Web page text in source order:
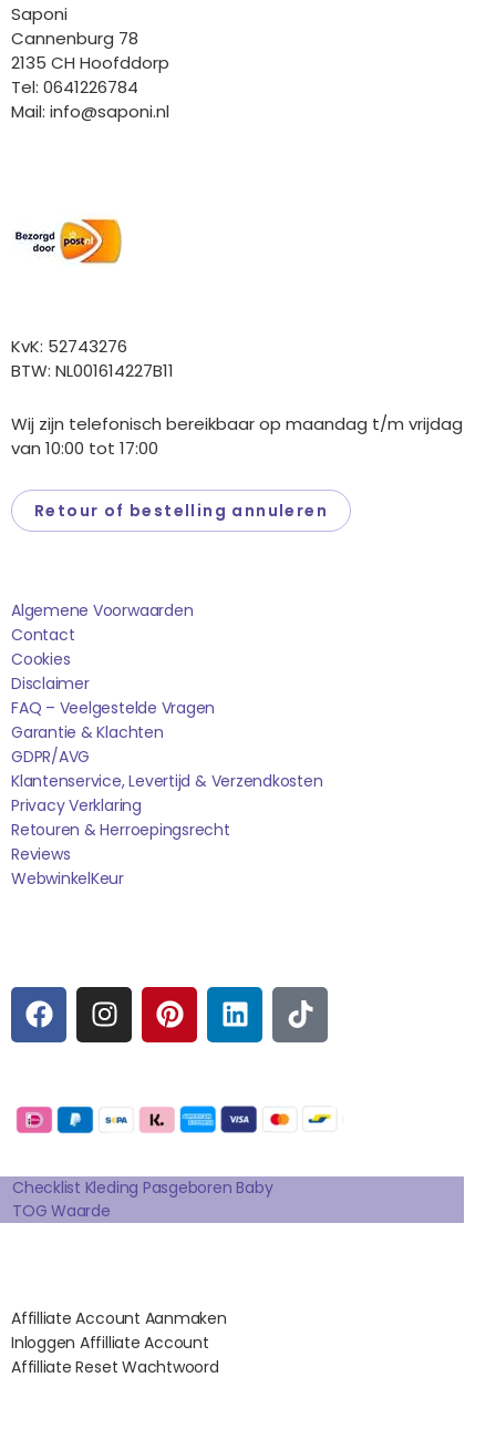
Saponi
Cannenburg 78
2135 CH Hoofddorp
Tel: 0641226784
Mail: info@saponi.nl
KvK: 52743276
BTW: NL001614227B11
Wij zijn telefonisch bereikbaar op maandag t/m vrijdag
van 10:00 tot 17:00
Retour of bestelling annuleren
Algemene Voorwaarden
Contact
Cookies
Disclaimer
FAQ – Veelgestelde Vragen
Garantie & Klachten
GDPR/AVG
Klantenservice, Levertijd & Verzendkosten
Privacy Verklaring
Retouren & Herroepingsrecht
Reviews
WebwinkelKEur
F
A
C
B
O
K
I
N
S
A
A
M
P
I
N
E
R
S
T
L
I
N
E
D
N
T
I
K
O
K
Checklist Kleding Pasgeboren Baby
TOG Waarde
Affilliate Account Aanmaken
Inloggen Affilliate Account
Affilliate Reset Wachtwoord